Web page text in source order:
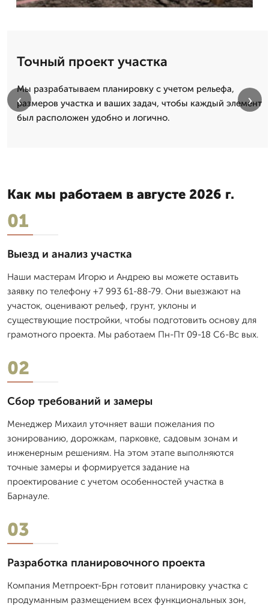
Точный проект участка
Мы разрабатываем планировку с учетом рельефа,
размеров участка и ваших задач, чтобы каждый элемент
был расположен удобно и логично.
‹ ›
Как мы работаем в августе 2026 г.
01
Выезд и анализ участка
Наши мастерам Игорю и Андрею вы можете оставить
заявку по телефону +7 993 61-88-79. Они выезжают на
участок, оценивают рельеф, грунт, уклоны и
существующие постройки, чтобы подготовить основу для
грамотного проекта. Мы работаем Пн-Пт 09-18 Сб-Вс вых.
02
Сбор требований и замеры
Менеджер Михаил уточняет ваши пожелания по
зонированию, дорожкам, парковке, садовым зонам и
инженерным решениям. На этом этапе выполняются
точные замеры и формируется задание на
проектирование с учетом особенностей участка в
Барнауле.
03
Разработка планировочного проекта
Компания Метпроект-Брн готовит планировку участка с
продуманным размещением всех функциональных зон,